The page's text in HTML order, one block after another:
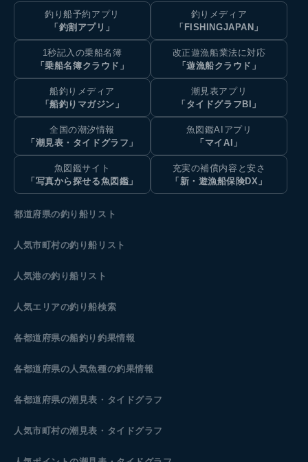
釣り船予約アプリ
「釣割アプリ」
釣りメディア
「FISHINGJAPAN」
1秒記入の乗船名簿
「乗船名簿クラウド」
改正遊漁船業法に対応
「遊漁船クラウド」
船釣りメディア
「船釣りマガジン」
潮見表アプリ
「タイドグラフBI」
全国の潮汐情報
「潮見表・タイドグラフ」
魚図鑑AIアプリ
「マイAI」
魚図鑑サイト
「写真から探せる魚図鑑」
充実の補償内容と安さ
「新・遊漁船保険DX」
都道府県の釣り船リスト
人気市町村の釣り船リスト
人気港の釣り船リスト
人気エリアの釣り船検索
各都道府県の船釣り釣果情報
各都道府県の人気魚種の釣果情報
各都道府県の潮見表 ・タイドグラフ
人気市町村の潮見表・タイドグラフ